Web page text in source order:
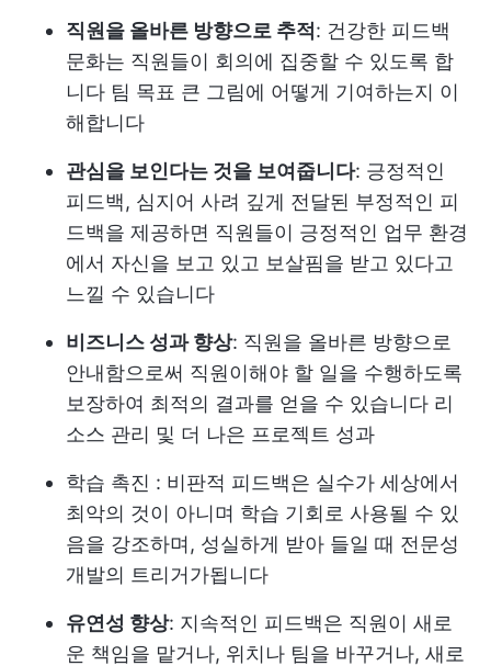
직원을 올바른 방향으로 추적 : 건강한 피드백
문화는 직원들이 회의에 집중할 수 있도록 합
니다 팀 목표 큰 그림에 어떻게 기여하는지 이
해합니다
관심을 보인다는 것을 보여줍니다: 긍정적인
피드백, 심지어 사려 깊게 전달된 부정적인 피
드백을 제공하면 직원들이 긍정적인 업무 환경
에서 자신을 보고 있고 보살핌을 받고 있다고
느낄 수 있습니다
비즈니스 성과 향상: 직원을 올바른 방향으로
안내함으로써 직원이해야 할 일을 수행하도록
보장하여 최적의 결과를 얻을 수 있습니다 리
소스 관리 및 더 나은 프로젝트 성과
학습 촉진 : 비판적 피드백은 실수가 세상에서
최악의 것이 아니며 학습 기회로 사용될 수 있
음을 강조하며, 성실하게 받아 들일 때 전문성
개발의 트리거가됩니다
유연성 향상: 지속적인 피드백은 직원이 새로
운 책임을 맡거나, 위치나 팀을 바꾸거나, 새로